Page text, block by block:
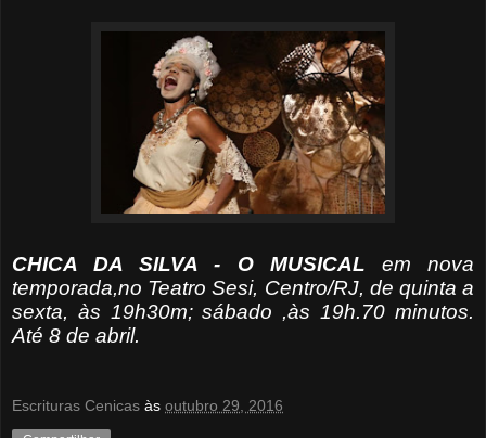
CHICA DA SILVA - O MUSICAL em nova
temporada,no Teatro Sesi, Centro/RJ, de quinta a
sexta, às 19h30m; sábado ,às 19h.70 minutos.
Até 8 de abril.
Escrituras Cenicas às outubro 29, 2016